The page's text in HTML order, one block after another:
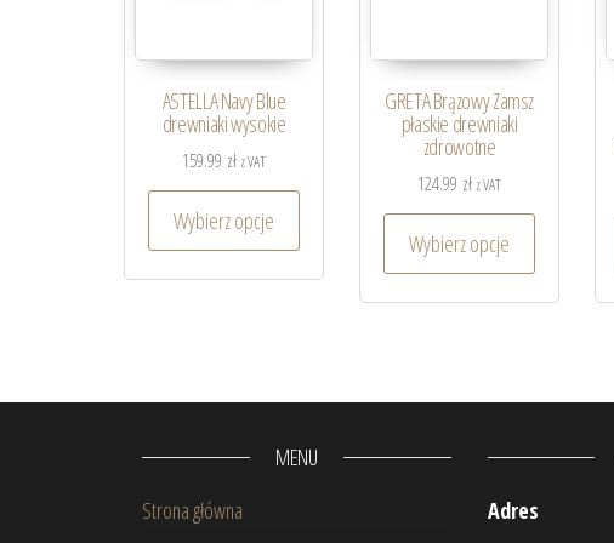
ASTELLA Navy Blue
drewniaki wysokie
159.99 zł z VAT
Wybierz opcje
GRETA Brązowy Zamsz
płaskie drewniaki
zdrowotne
124.99 zł z VAT
Wybierz opcje
MENU
Strona główna
Adres